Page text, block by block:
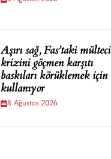
Aşırı sağ, Fas’taki mülteci
krizini göçmen karşıtı
baskıları körüklemek için
kullanıyor
8 Ağustos 2026